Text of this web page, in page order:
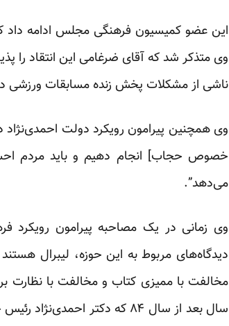
این عضو کمیسیون فرهنگی مجلس ادامه
وی متذکر شد که آقای ضرغامی این انتقاد را
ناشی از مشکلات پخش زنده مسابقات ورزشی
وی همچنین پیرامون رویکرد دولت احمدی‌نژاد
خصوص حجاب] انجام دهیم و باید مردم
می‌دهد”.
وی زمانی در یک مصاحبه پیرامون رویکرد
دیدگاه‌های مربوط به این حوزه، لیبرال
مخالفت با ممیزی کتاب و مخالفت با نظارت
سال بعد از سال ۸۴ که دکتر